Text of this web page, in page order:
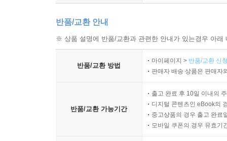
(193)
배려하는 동시에 다른 교직원들이 내 존재에 지
지침을 내려놓았고 도움이 필요한 사람 누구
아니었지만 그래도 학교의 현명한 처사가 고마웠다.
인사과 직원을 만나서 내 개인정보와 안전 문제
반품/교환 안내
※ 상품 설명에 반품/교환과 관련한 안내가 있는경우 아
반품/교환 방법
마이페이지 > 반품/교환 신
판매자 배송 상품은 판매자
반품/교환 가능기간
출고 완료 후 10일 이내의
디지털 콘텐츠인 eBook의
중고상품의 경우 출고 완료
모바일 쿠폰의 경우 유효기